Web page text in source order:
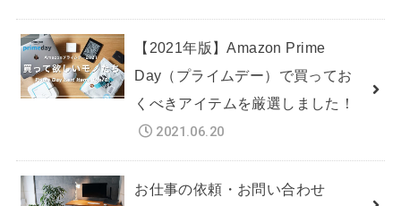
【2021年版】Amazon Prime
Day（プライムデー）で買ってお
くべきアイテムを厳選しました！
2021.06.20
お仕事の依頼・お問い合わせ